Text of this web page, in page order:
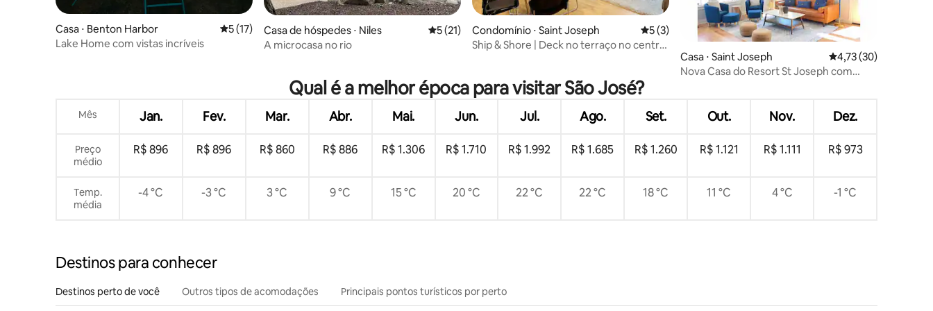
Casa ⋅ Benton Harbor 5 de uma avaliação média de 5, 17 avaliações
5 (17)
Lake Home com vistas incríveis
Casa de hóspedes ⋅ Niles 5 de uma avaliação média de 5, 21 avaliações
5 (21)
A microcasa no rio
Condomínio ⋅ Saint Joseph 5 de uma avaliação média de 5, 3 avaliações
5 (3)
Ship & Shore | Deck no terraço no centro
Casa ⋅ Saint Joseph 4,73 de uma
4,73 (30)
Nova Casa do Resort St Joseph com
Qual é a melhor época para visitar São José?
Mês Jan. Fev. Mar. Abr. Mai. Jun. Jul. Ago. Set. Out. Nov. Dez.
Preço
médio
R$ 896 R$ 896 R$ 860 R$ 886 R$ 1.306 R$ 1.710 R$ 1.992 R$ 1.685 R$ 1.260 R$ 1.121 R$ 1.111 R$ 973
Temp.
média
-4 °C -3 °C 3 °C 9 °C 15 °C 20 °C 22 °C 22 °C 18 °C 11 °C 4 °C -1 °C
Destinos para conhecer
Destinos perto de você Outros tipos de acomodações Principais pontos turísticos por perto